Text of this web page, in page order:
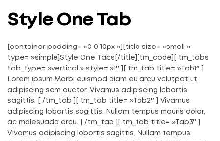
Style One Tab
[container padding= »0 0 10px »][title size= »small »
type= »simple]Style One Tabs[/title][tm_code][ tm_tabs
tab_type= »vertical » style= »1″ ][ tm_tab title= »Tab1″ ]
Lorem ipsum Morbi euismod diam eu arcu volutpat ut
adipiscing sem auctor. Vivamus adipiscing lobortis
sagittis. [ /tm_tab ][ tm_tab title= »Tab2″ ] Vivamus
adipiscing lobortis sagittis. Nullam tempus mauris dolor,
ac malesuada arcu. [ /tm_tab ][ tm_tab title= »Tab3″ ]
Vivamus adipiscing lobortis sagittis. Nullam tempus